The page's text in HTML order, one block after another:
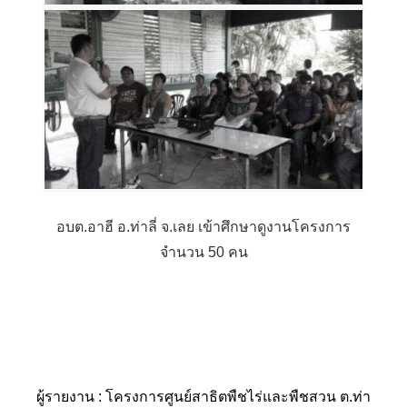
อบต.อาฮี อ.ท่าลี่ จ.เลย เข้าศึกษาดูงานโครงการ
จำนวน 50 คน
ผู้รายงาน : โครงการศูนย์สาธิตพืชไร่และพืชสวน ต.ท่า